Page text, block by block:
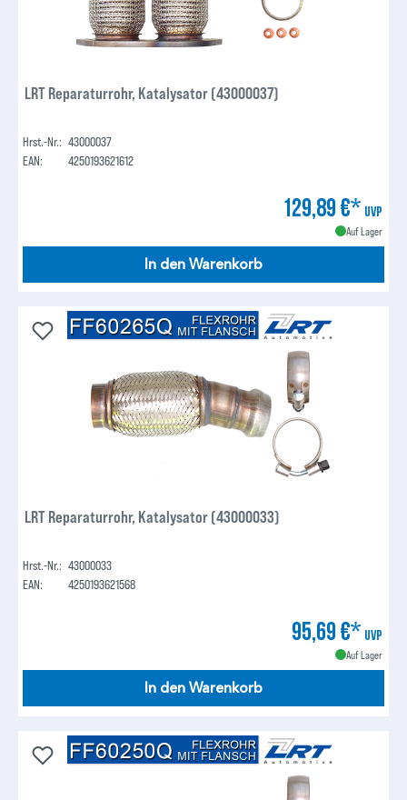
LRT Reparaturrohr, Katalysator (43000037)
Hrst.-Nr.: 43000037
EAN:
4250193621612
129,89 €* UVP
Auf Lager
In den Warenkorb
LRT Reparaturrohr, Katalysator (43000033)
Hrst.-Nr.: 43000033
EAN:
4250193621568
95,69 €* UVP
Auf Lager
In den Warenkorb